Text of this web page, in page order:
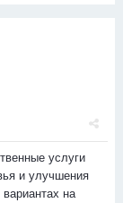
услуги
и улучшения
на